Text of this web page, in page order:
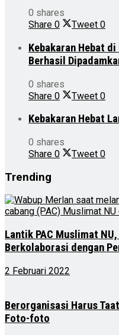
0 shares
Share 0 Tweet 0
Kebakaran Hebat
Berhasil
0 shares
Share 0 Tweet 0
Kebakaran Hebat
0 shares
Share 0 Tweet 0
Trending
Lantik PAC Muslimat
Berkolaborasi dengan
2 Februari 2022
Berorganisasi Harus
Foto-foto